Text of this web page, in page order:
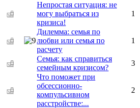
Непростая ситуация: не
могу выбраться из
кризиса!
1
Дилемма: семья по
любви или семья по
расчету
1
Семья: как справиться
семейным кризисом?
3
Что поможет при
обсессионно-
компульсивном
расстройстве:...
2